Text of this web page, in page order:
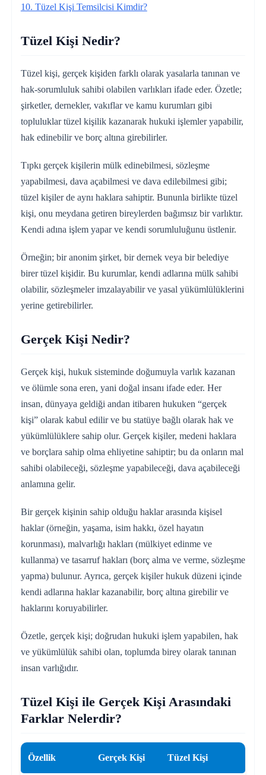
10. Tüzel Kişi Temsilcisi Kimdir?
Tüzel Kişi Nedir?
Tüzel kişi, gerçek kişiden farklı olarak yasalarla tanınan ve
hak-sorumluluk sahibi olabilen varlıkları ifade eder. Özetle;
şirketler, dernekler, vakıflar ve kamu kurumları gibi
topluluklar tüzel kişilik kazanarak hukuki işlemler yapabilir,
hak edinebilir ve borç altına girebilirler.
Tıpkı gerçek kişilerin mülk edinebilmesi, sözleşme
yapabilmesi, dava açabilmesi ve dava edilebilmesi gibi;
tüzel kişiler de aynı haklara sahiptir. Bununla birlikte tüzel
kişi, onu meydana getiren bireylerden bağımsız bir varlıktır.
Kendi adına işlem yapar ve kendi sorumluluğunu üstlenir.
Örneğin; bir anonim şirket, bir dernek veya bir belediye
birer tüzel kişidir. Bu kurumlar, kendi adlarına mülk sahibi
olabilir, sözleşmeler imzalayabilir ve yasal yükümlülüklerini
yerine getirebilirler.
Gerçek Kişi Nedir?
Gerçek kişi, hukuk sisteminde doğumuyla varlık kazanan
ve ölümle sona eren, yani doğal insanı ifade eder. Her
insan, dünyaya geldiği andan itibaren hukuken “gerçek
kişi” olarak kabul edilir ve bu statüye bağlı olarak hak ve
yükümlülüklere sahip olur. Gerçek kişiler, medeni haklara
ve borçlara sahip olma ehliyetine sahiptir; bu da onların mal
sahibi olabileceği, sözleşme yapabileceği, dava açabileceği
anlamına gelir.
Bir gerçek kişinin sahip olduğu haklar arasında kişisel
haklar (örneğin, yaşama, isim hakkı, özel hayatın
korunması), malvarlığı hakları (mülkiyet edinme ve
kullanma) ve tasarruf hakları (borç alma ve verme, sözleşme
yapma) bulunur. Ayrıca, gerçek kişiler hukuk düzeni içinde
kendi adlarına haklar kazanabilir, borç altına girebilir ve
haklarını koruyabilirler.
Özetle, gerçek kişi; doğrudan hukuki işlem yapabilen, hak
ve yükümlülük sahibi olan, toplumda birey olarak tanınan
insan varlığıdır.
Tüzel Kişi ile Gerçek Kişi Arasındaki
Farklar Nelerdir?
Özellik Gerçek Kişi Tüzel Kişi